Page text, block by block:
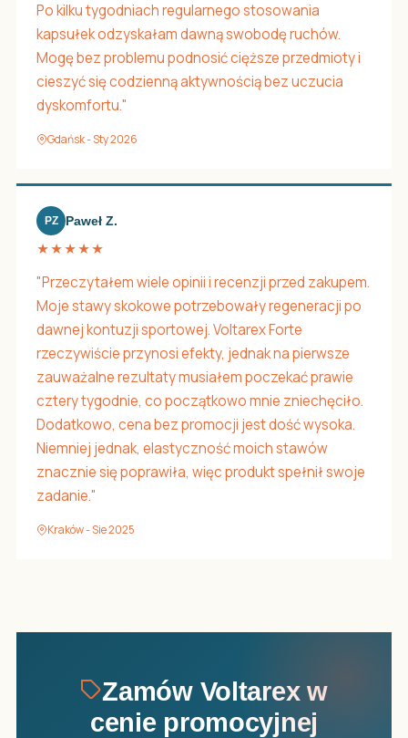
Po kilku tygodniach regularnego stosowania
kapsułek odzyskałam dawną swobodę ruchów.
Mogę bez problemu podnosić cięższe przedmioty i
cieszyć się codzienną aktywnością bez uczucia
dyskomfortu."
Gdańsk - Sty 2026
PZ Paweł Z.
★★★★★
"Przeczytałem wiele opinii i recenzji przed zakupem.
Moje stawy skokowe potrzebowały regeneracji po
dawnej kontuzji sportowej. Voltarex Forte
rzeczywiście przynosi efekty, jednak na pierwsze
zauważalne rezultaty musiałem poczekać prawie
cztery tygodnie, co początkowo mnie zniechęciło.
Dodatkowo, cena bez promocji jest dość wysoka.
Niemniej jednak, elastyczność moich stawów
znacznie się poprawiła, więc produkt spełnił swoje
zadanie."
Kraków - Sie 2025
Zamów Voltarex w
cenie promocyjnej